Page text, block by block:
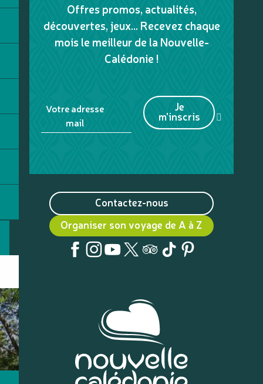
Offres promos, actualités,
découvertes, jeux... Recevez chaque
mois le meilleur de la Nouvelle-
Calédonie !
Votre adresse
mail
Je
m'inscris
Contactez-nous
Organiser son voyage de A à Z